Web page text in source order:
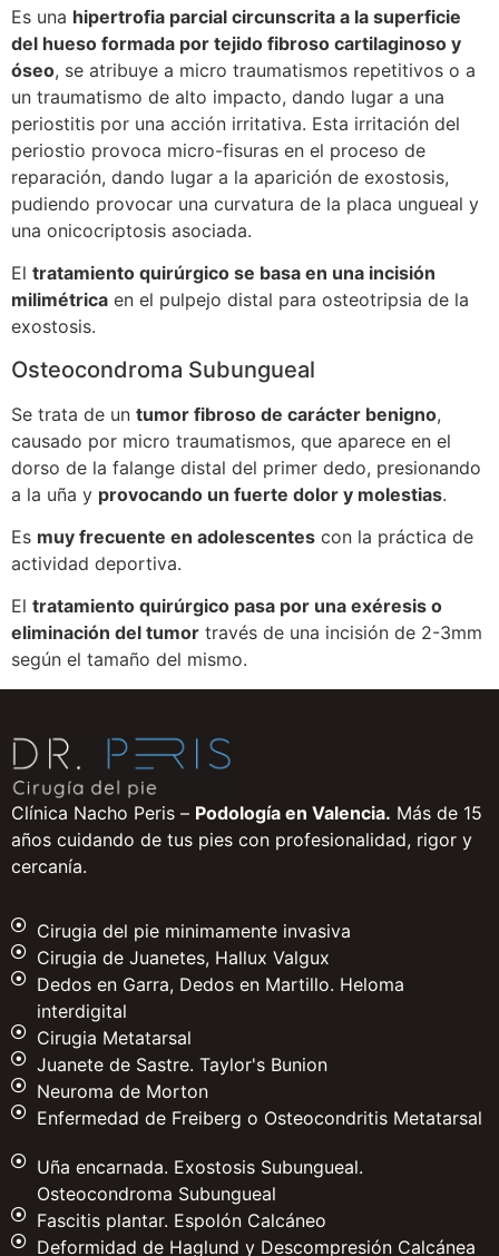
Es una hipertrofia parcial circunscrita a la superficie
del hueso formada por tejido fibroso cartilaginoso y
óseo, se atribuye a micro traumatismos repetitivos o a
un traumatismo de alto impacto, dando lugar a una
periostitis por una acción irritativa. Esta irritación del
periostio provoca micro-fisuras en el proceso de
reparación, dando lugar a la aparición de exostosis,
pudiendo provocar una curvatura de la placa ungueal y
una onicocriptosis asociada.
El tratamiento quirúrgico se basa en una incisión
milimétrica en el pulpejo distal para osteotripsia de la
exostosis.
Osteocondroma Subungueal
Se trata de un tumor fibroso de carácter benigno,
causado por micro traumatismos, que aparece en el
dorso de la falange distal del primer dedo, presionando
a la uña y provocando un fuerte dolor y molestias.
Es muy frecuente en adolescentes con la práctica de
actividad deportiva.
El tratamiento quirúrgico pasa por una exéresis o
eliminación del tumor través de una incisión de 2-3mm
según el tamaño del mismo.
Clínica Nacho Peris – Podología en Valencia. Más de 15
años cuidando de tus pies con profesionalidad, rigor y
cercanía.
Cirugia del pie minimamente invasiva
Cirugia de Juanetes, Hallux Valgux
Dedos en Garra, Dedos en Martillo. Heloma
interdigital
Cirugia Metatarsal
Juanete de Sastre. Taylor's Bunion
Neuroma de Morton
Enfermedad de Freiberg o Osteocondritis Metatarsal
Uña encarnada. Exostosis Subungueal.
Osteocondroma Subungueal
Fascitis plantar. Espolón Calcáneo
Deformidad de Haglund y Descompresión Calcánea